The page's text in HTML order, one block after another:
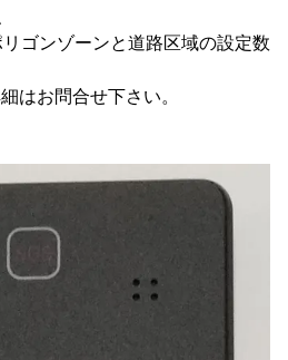
と道路区域の設定数
問合せ下さい。